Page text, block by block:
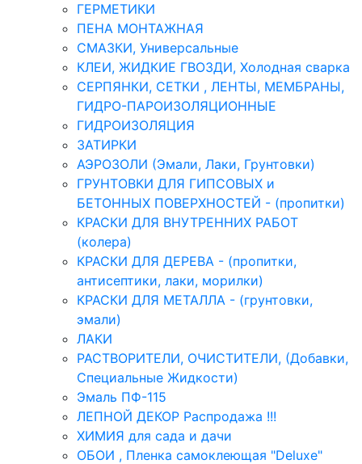
ГЕРМЕТИКИ
ПЕНА МОНТАЖНАЯ
СМАЗКИ, Универсальные
КЛЕИ, ЖИДКИЕ ГВОЗДИ, Холодная сварка
СЕРПЯНКИ, СЕТКИ , ЛЕНТЫ, МЕМБРАНЫ,
ГИДРО-ПАРОИЗОЛЯЦИОННЫЕ
ГИДРОИЗОЛЯЦИЯ
ЗАТИРКИ
АЭРОЗОЛИ (Эмали, Лаки, Грунтовки)
ГРУНТОВКИ ДЛЯ ГИПСОВЫХ и
БЕТОННЫХ ПОВЕРХНОСТЕЙ - (пропитки)
КРАСКИ ДЛЯ ВНУТРЕННИХ РАБОТ
(колера)
КРАСКИ ДЛЯ ДЕРЕВА - (пропитки,
антисептики, лаки, морилки)
КРАСКИ ДЛЯ МЕТАЛЛА - (грунтовки,
эмали)
ЛАКИ
РАСТВОРИТЕЛИ, ОЧИСТИТЕЛИ, (Добавки,
Специальные Жидкости)
Эмаль ПФ-115
ЛЕПНОЙ ДЕКОР Распродажа !!!
ХИМИЯ для сада и дачи
ОБОИ , Пленка самоклеющая "Deluxe"